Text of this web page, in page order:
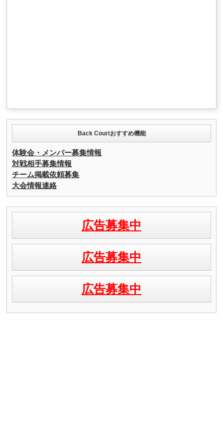
Back Courtおすすめ機能
体験会・メンバー募集情報
対戦相手募集情報
チーム掲載依頼募集
大会情報連絡
広告募集中
広告募集中
広告募集中